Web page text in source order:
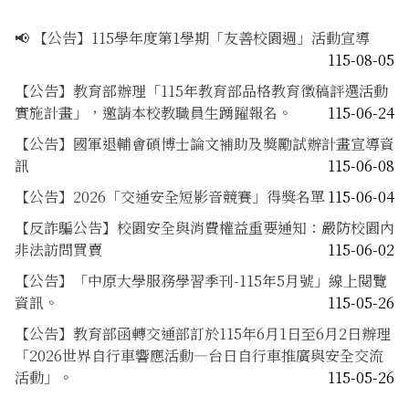
📢 【公告】115學年度第1學期「友善校園週」活動宣導
115-08-05
【公告】教育部辦理「115年教育部品格教育徵稿評選活動
實施計畫」，邀請本校教職員生踴躍報名。
115-06-24
【公告】國軍退輔會碩博士論文補助及獎勵試辦計畫宣導資
訊
115-06-08
【公告】2026「交通安全短影音競賽」得獎名單115-06-04
【反詐騙公告】校園安全與消費權益重要通知：嚴防校園內
非法訪問買賣
115-06-02
【公告】「中原大學服務學習季刊-115年5月號」線上閱覽
資訊。
115-05-26
【公告】教育部函轉交通部訂於115年6月1日至6月2日辦理
「2026世界自行車響應活動—台日自行車推廣與安全交流
活動」。
115-05-26